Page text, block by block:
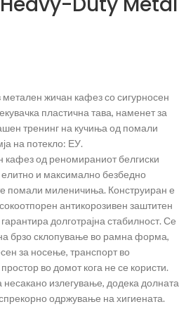
жичан кафез со сигурносен
пластична тава, наменет за
тренинг на кучиња од помали
на потекло: ЕУ.
од реномираниот белгиски
и максимално безбедно
помали миленичиња. Конструиран е
антикорозивен заштитен
долготрајна стабилност. Се
брзо склопување во рамна форма,
за носење, транспорт во
во домот кога не се користи.
излегување, додека долната
одржување на хигиената.